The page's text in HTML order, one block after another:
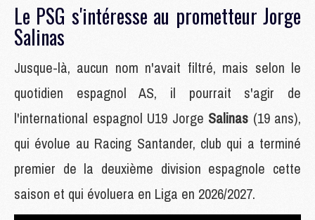
Le PSG s'intéresse au prometteur Jorge
Salinas
Jusque-là, aucun nom n'avait filtré, mais selon le
quotidien espagnol AS, il pourrait s'agir de
l'international espagnol U19 Jorge Salinas (19 ans),
qui évolue au Racing Santander, club qui a terminé
premier de la deuxième division espagnole cette
saison et qui évoluera en Liga en 2026/2027.